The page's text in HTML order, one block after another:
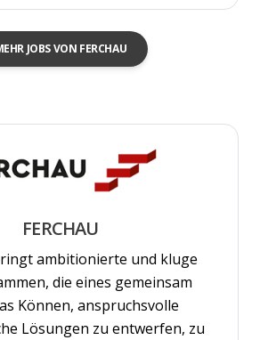
JOBS VON FERCHAU
FERCHAU
ambitionierte und kluge
die eines gemeinsam
Können, anspruchsvolle
Lösungen zu entwerfen, zu